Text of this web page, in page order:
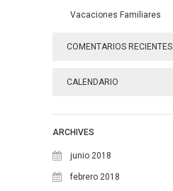
Vacaciones Familiares
COMENTARIOS RECIENTES
CALENDARIO
ARCHIVES
junio 2018
febrero 2018